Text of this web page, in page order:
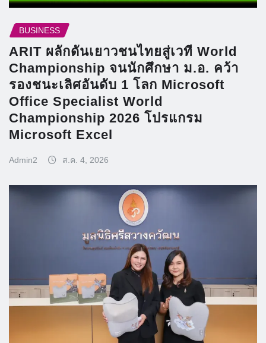
BUSINESS
ARIT ผลักดันเยาวชนไทยสู่เวที World
Championship จนนักศึกษา ม.อ. คว้า
รองชนะเลิศอันดับ 1 โลก Microsoft
Office Specialist World
Championship 2026 โปรแกรม
Microsoft Excel
Admin2 ส.ค. 4, 2026